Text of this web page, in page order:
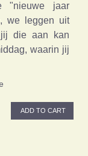
"nieuwe jaar
we leggen uit
die aan kan
waarin jij
ADD TO CART